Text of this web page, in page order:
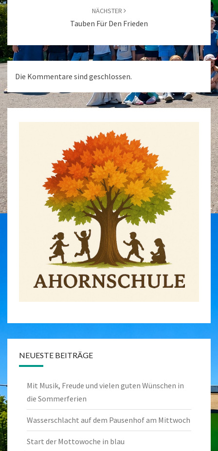
NÄCHSTER
Tauben Für Den Frieden
Die Kommentare sind geschlossen.
NEUESTE BEITRÄGE
Mit Musik, Freude und vielen guten Wünschen in
die Sommerferien
Wasserschlacht auf dem Pausenhof am Mittwoch
Start der Mottowoche in blau